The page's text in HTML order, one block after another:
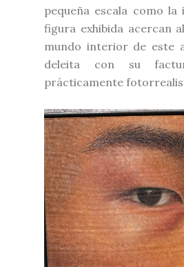
pequeña escala como
figura exhibida acercan
mundo interior de este
deleita con su
prácticamente